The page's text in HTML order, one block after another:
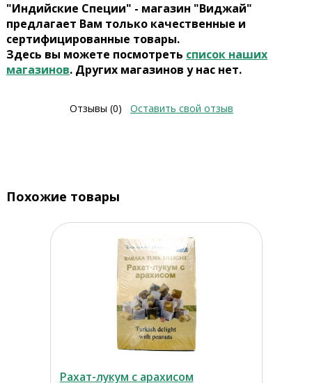
"Индийские Специи" - магазин "Виджай"
предлагает Вам только качественные и
сертифицированные товары.
Здесь вы можете посмотреть список наших
магазинов. Других магазинов у нас нет.
Отзывы (0) Оставить свой отзыв
Похожие товары
Рахат-лукум с арахисом